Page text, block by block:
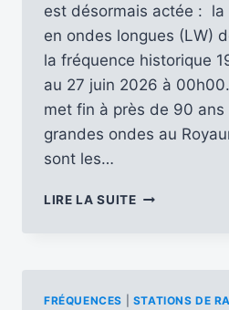
est désormais actée :
en ondes longues (LW)
la fréquence historique
au 27 juin 2026 à
met fin à près de 90
grandes ondes au
sont les…
LIRE LA SUITELE
FRÉQUENCES STATIONS DE